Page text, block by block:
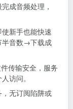
成音频处理，
新手也能快速
半音数→下载成
传输安全，服务
访问。
无订阅陷阱或